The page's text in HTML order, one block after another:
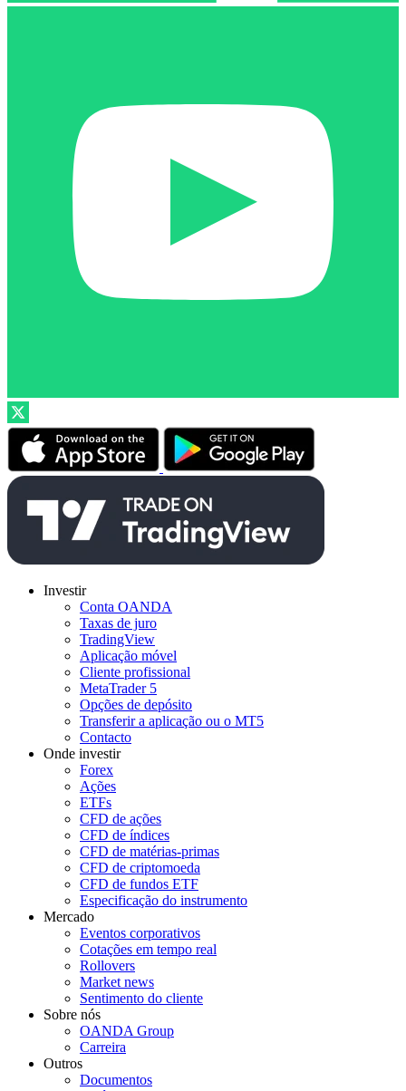
Investir
Conta OANDA
Taxas de juro
TradingView
Aplicação móvel
Cliente profissional
MetaTrader 5
Opções de depósito
Transferir a aplicação ou o MT5
Contacto
Onde investir
Forex
Ações
ETFs
CFD de ações
CFD de índices
CFD de matérias-primas
CFD de criptomoeda
CFD de fundos ETF
Especificação do instrumento
Mercado
Eventos corporativos
Cotações em tempo real
Rollovers
Market news
Sentimento do cliente
Sobre nós
OANDA Group
Carreira
Outros
Documentos